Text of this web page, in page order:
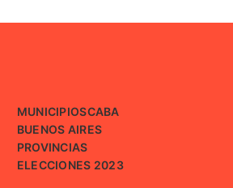
MUNICIPIOSCABA
BUENOS AIRES
PROVINCIAS
ELECCIONES 2023